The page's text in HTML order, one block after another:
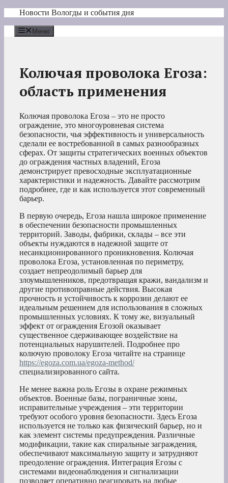
Перейти
содержимому
Новости Вологды и события дня
Меню
Колючая проволока Егоза:
область применения
Колючая проволока Егоза – это не просто
ограждение, это многоуровневая система
безопасности, чья эффективность и универсальность
сделали ее востребованной в самых разнообразных
сферах. От защиты стратегических военных объектов
до ограждения частных владений, Егоза
демонстрирует превосходные эксплуатационные
характеристики и надежность. Давайте рассмотрим
подробнее, где и как используется этот современный
барьер.
В первую очередь, Егоза нашла широкое применение
в обеспечении безопасности промышленных
территорий. Заводы, фабрики, склады – все эти
объекты нуждаются в надежной защите от
несанкционированного проникновения. Колючая
проволока Егоза, установленная по периметру,
создает непреодолимый барьер для
злоумышленников, предотвращая кражи, вандализм и
другие противоправные действия. Высокая
прочность и устойчивость к коррозии делают ее
идеальным решением для использования в сложных
промышленных условиях. К тому же, визуальный
эффект от ограждения Егозой оказывает
существенное сдерживающее воздействие на
потенциальных нарушителей. Подробнее про
колючую проволоку Егоза читайте на странице
https://egoza.com.ua/egoza-method/
специализированного сайта.
Не менее важна роль Егозы в охране режимных
объектов. Военные базы, пограничные зоны,
исправительные учреждения – эти территории
требуют особого уровня безопасности. Здесь Егоза
используется не только как физический барьер, но и
как элемент системы предупреждения. Различные
модификации, такие как спиральные заграждения,
обеспечивают максимальную защиту и затрудняют
преодоление ограждения. Интеграция Егозы с
системами видеонаблюдения и сигнализации
позволяет оперативно реагировать на любые